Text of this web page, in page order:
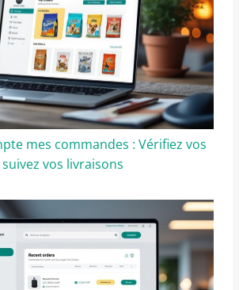
mes commandes : Vérifiez vos
vos livraisons